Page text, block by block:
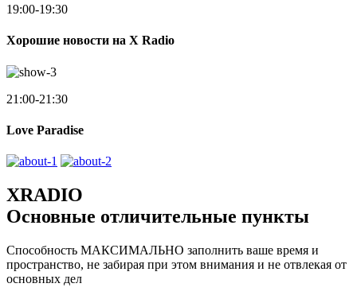
19:00-19:30
Хорошие новости на X Radio
21:00-21:30
Love Paradise
XRADIO
Основные отличительные пункты
Способность МАКСИМАЛЬНО заполнить ваше время и
пространство, не забирая при этом внимания и не отвлекая от
основных дел